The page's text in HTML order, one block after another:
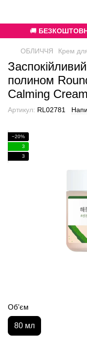
🚚
ОБЛИЧЧЯ Крем
полином
Calming
Артикул: RL02781
−20%
3
3
Об'єм
80 мл